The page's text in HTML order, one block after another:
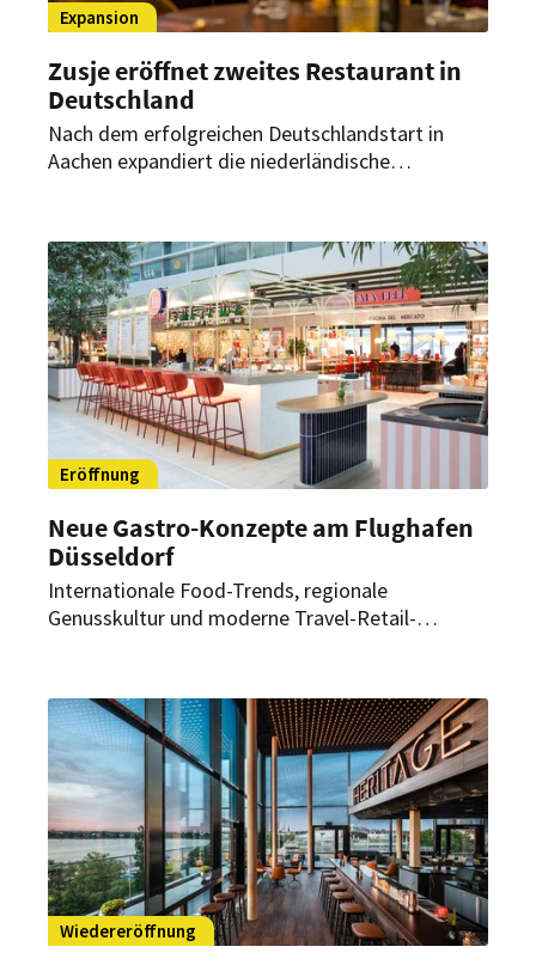
Expansion
Zusje eröffnet zweites Restaurant in
Deutschland
Nach dem erfolgreichen Deutschlandstart in
Aachen expandiert die niederländische
Standort eröffnen.
Eröffnung
Neue Gastro-Konzepte am Flughafen
Düsseldorf
Internationale Food-Trends, regionale
Genusskultur und moderne Travel-Retail-
Flughafen Düsseldorf – darunter auch Konzepte,
die erstmalig in Deutschland vertreten sind.
Wiedereröffnung